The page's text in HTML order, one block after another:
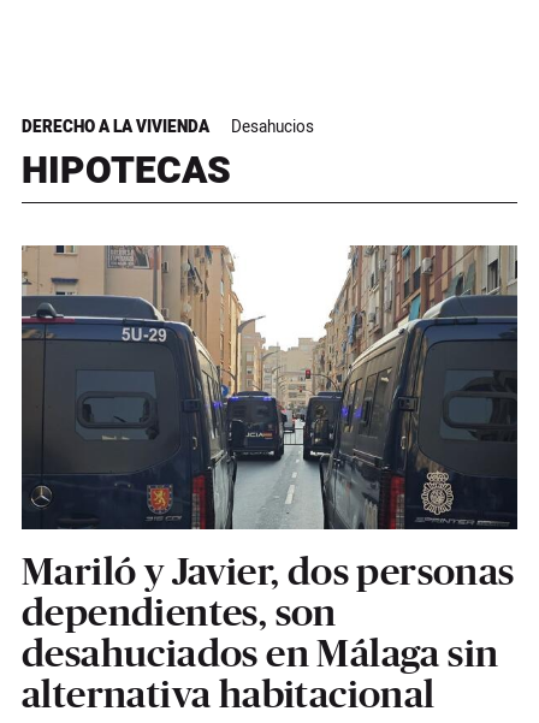
DERECHO A LA VIVIENDA Desahucios
HIPOTECAS
Mariló y Javier, dos personas
dependientes, son
desahuciados en Málaga sin
alternativa habitacional